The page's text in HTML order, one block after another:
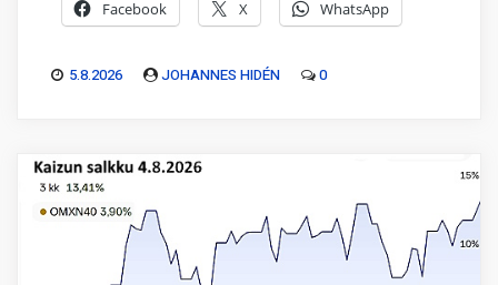
Facebook X WhatsApp
5.8.2026 JOHANNES HIDÉN 0